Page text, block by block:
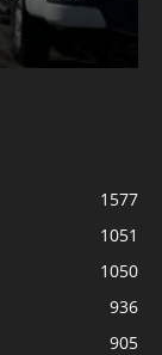
1577
1051
1050
936
905